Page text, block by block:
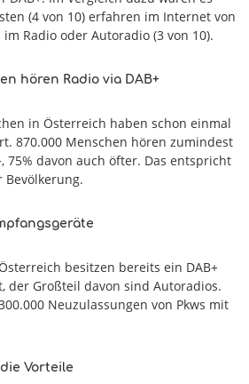
(4 von 10) erfahren im Internet von
Radio oder Autoradio (3 von 10).
hören Radio via DAB+
in Österreich haben schon einmal
870.000 Menschen hören zumindest
75% davon auch öfter. Das entspricht
Bevölkerung.
besitzen bereits ein DAB+
der Großteil davon sind Autoradios.
Neuzulassungen von Pkws mit
Vorteile